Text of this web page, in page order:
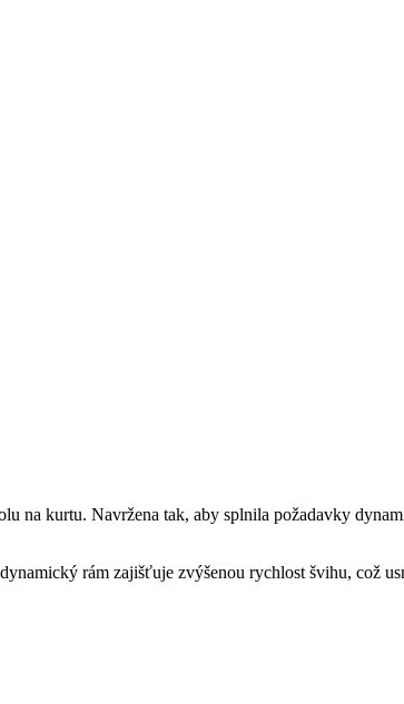
na kurtu. Navržena tak, aby splnila požadavky
rám zajišťuje zvýšenou rychlost švihu, což